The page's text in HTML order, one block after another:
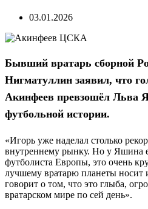
03.01.2026
Бывший вратарь сборной
Нигматуллин заявил, что
Акинфеев превзошёл Льва
футбольной истории.
«Игорь уже наделал столько
внутреннему рынку. Но у Яшина
футболиста Европы, это очень
лучшему вратарю планеты носит
говорит о том, что это глыба,
вратарском мире по сей день».